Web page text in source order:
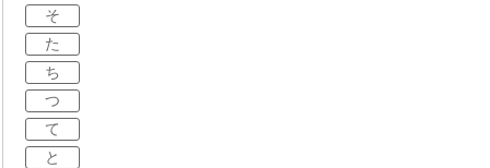
そ
た
ち
つ
て
と